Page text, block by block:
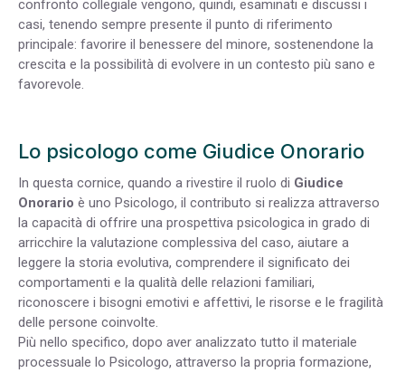
confronto collegiale vengono, quindi, esaminati e discussi i
casi, tenendo sempre presente il punto di riferimento
principale: favorire il benessere del minore, sostenendone la
crescita e la possibilità di evolvere in un contesto più sano e
favorevole.
Lo psicologo come Giudice Onorario
In questa cornice, quando a rivestire il ruolo di Giudice
Onorario è uno Psicologo, il contributo si realizza attraverso
la capacità di offrire una prospettiva psicologica in grado di
arricchire la valutazione complessiva del caso, aiutare a
leggere la storia evolutiva, comprendere il significato dei
comportamenti e la qualità delle relazioni familiari,
riconoscere i bisogni emotivi e affettivi, le risorse e le fragilità
delle persone coinvolte.
Più nello specifico, dopo aver analizzato tutto il materiale
processuale lo Psicologo, attraverso la propria formazione,